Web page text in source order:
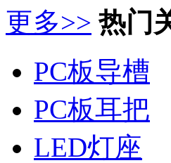
更多>> 热门
PC板导槽
PC板耳把
LED灯座